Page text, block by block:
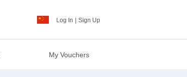
Log In | Sign Up
My Vouchers